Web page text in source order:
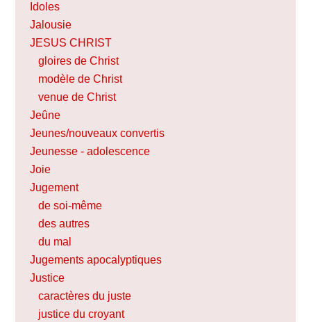
Idoles
Jalousie
JESUS CHRIST
gloires de Christ
modèle de Christ
venue de Christ
Jeûne
Jeunes/nouveaux convertis
Jeunesse - adolescence
Joie
Jugement
de soi-même
des autres
du mal
Jugements apocalyptiques
Justice
caractères du juste
justice du croyant